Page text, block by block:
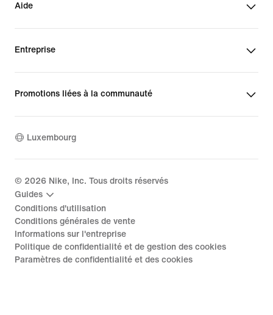
Aide
Entreprise
Promotions liées à la communauté
Luxembourg
© 2026 Nike, Inc. Tous droits réservés
Guides
Conditions d'utilisation
Conditions générales de vente
Informations sur l'entreprise
Politique de confidentialité et de gestion des cookies
Paramètres de confidentialité et des cookies